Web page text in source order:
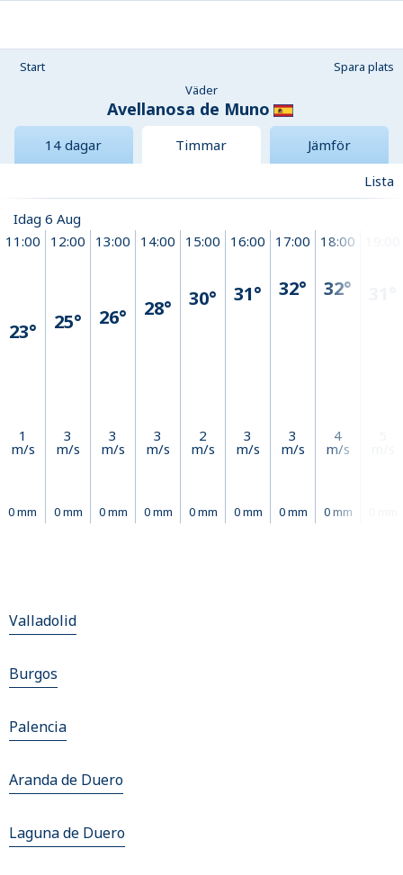
Start
Spara plats
Väder
Avellanosa de Muno
14 dagar Timmar
Jämför
Lista
Idag 6 Aug
11:00
23°
1
m/s
0 mm
12:00
25°
3
m/s
0 mm
13:00
26°
3
m/s
0 mm
14:00
28°
3
m/s
0 mm
15:00
30°
2
m/s
0 mm
16:00
31°
3
m/s
0 mm
17:00
32°
3
m/s
0 mm
18:00
32°
4
m/s
0 mm
Valladolid
Burgos
Palencia
Aranda de Duero
Laguna de Duero